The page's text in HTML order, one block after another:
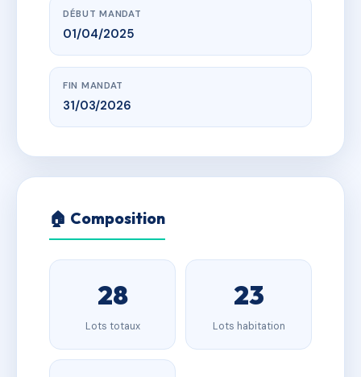
DÉBUT MANDAT
01/04/2025
FIN MANDAT
31/03/2026
🏠 Composition
28
Lots totaux
23
Lots habitation